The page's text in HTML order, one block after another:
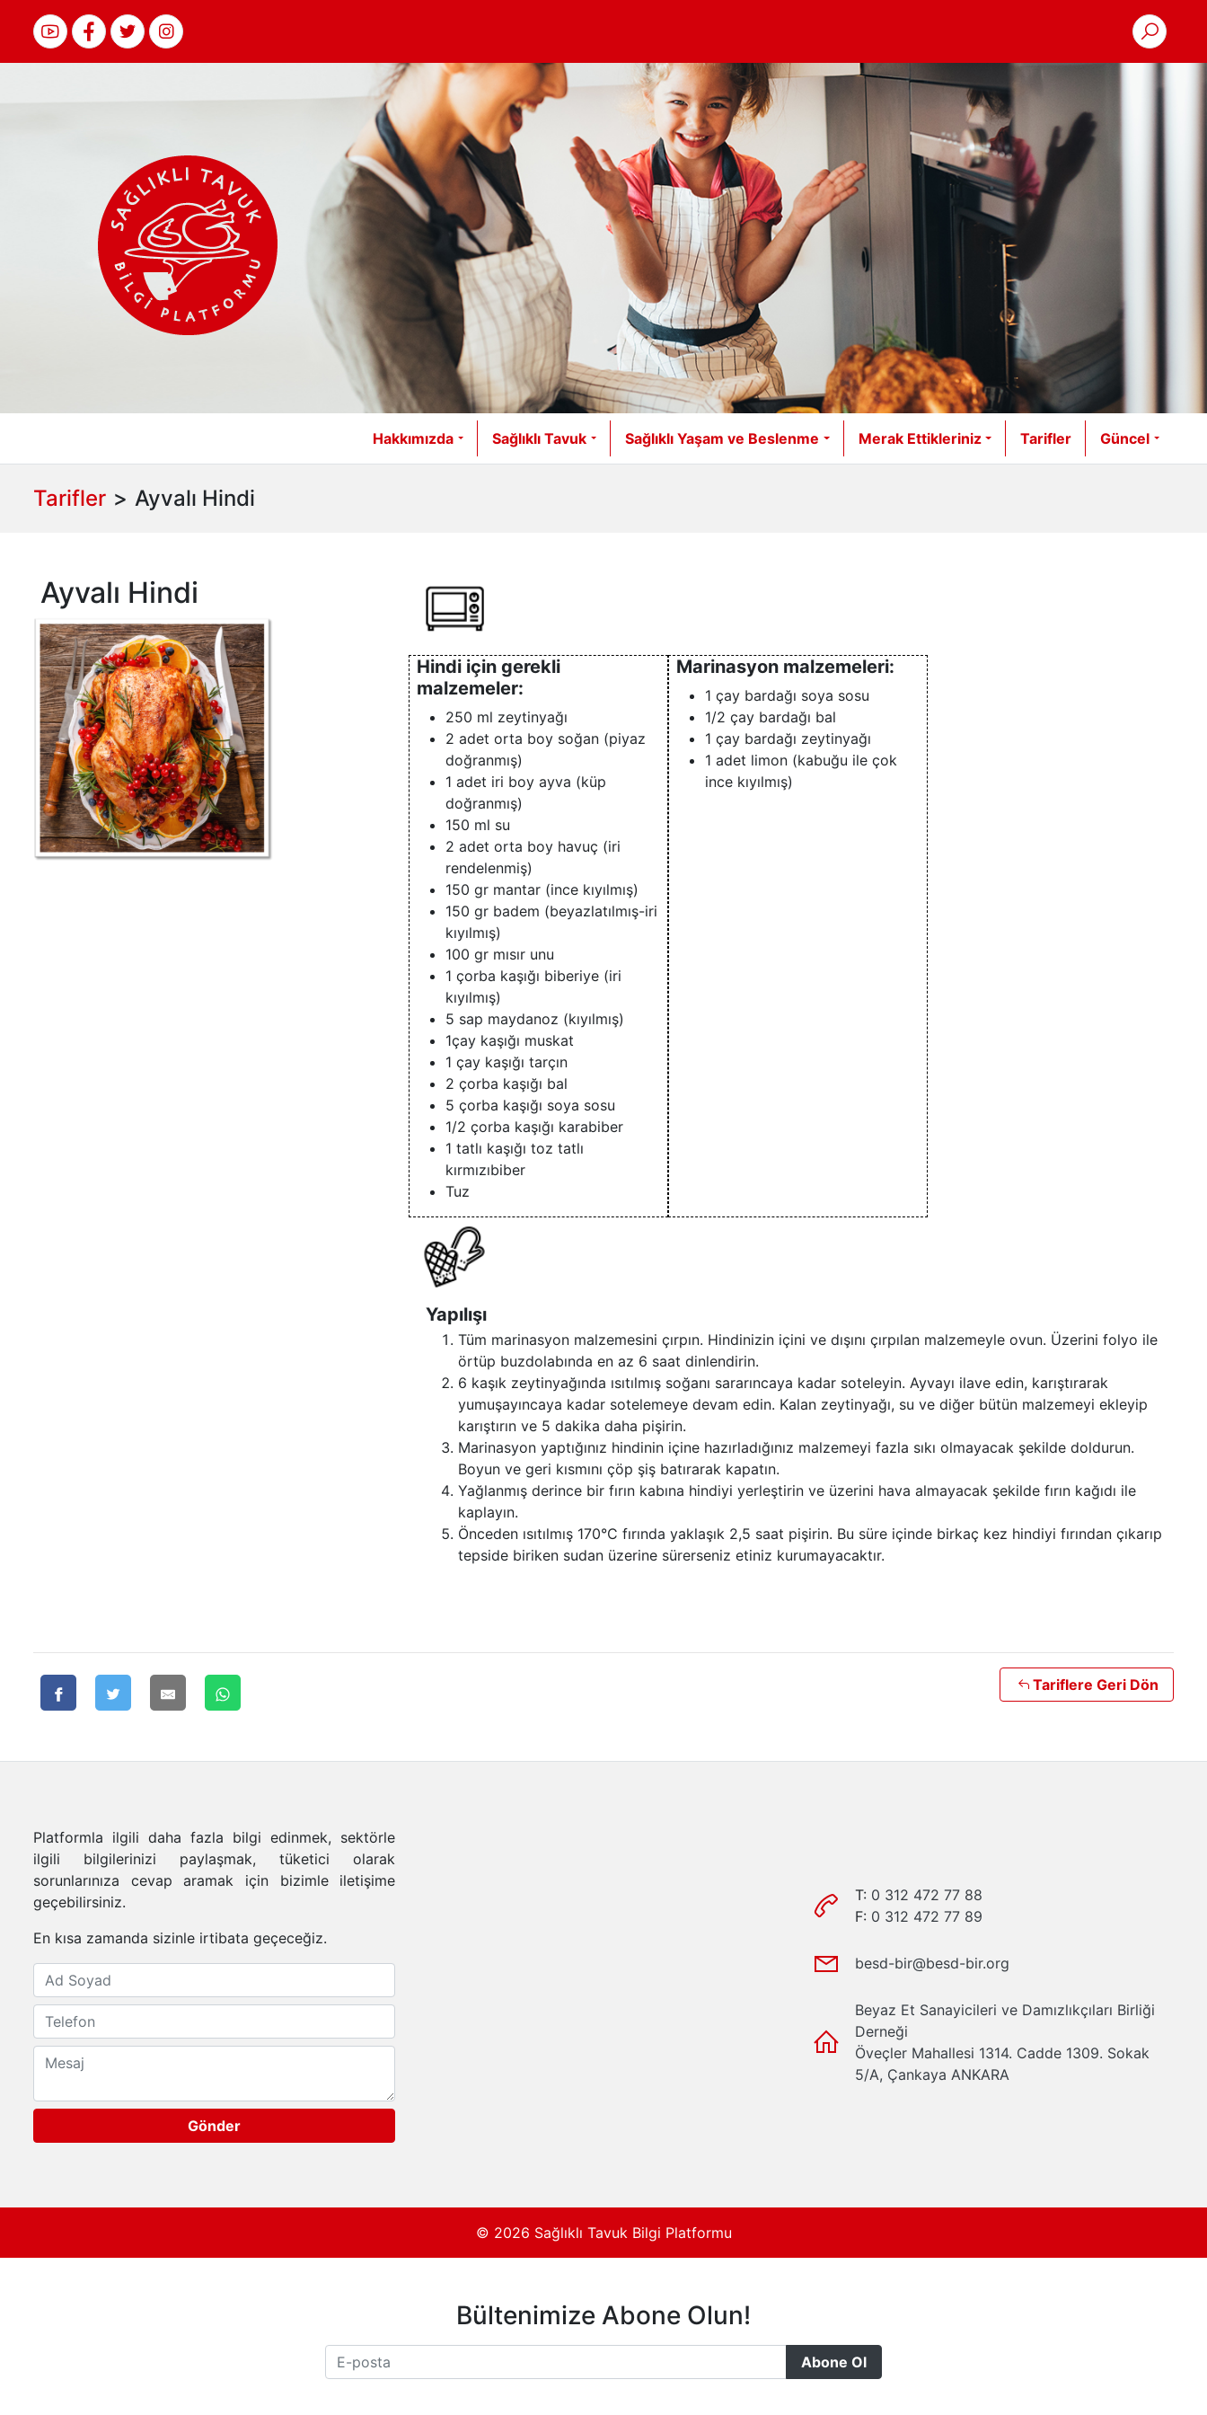
Hakkımızda Sağlıklı Tavuk Sağlıklı Yaşam ve Beslenme Merak Ettikleriniz Tarifler Güncel
Tarifler > Ayvalı Hindi
Ayvalı Hindi
Hindi için gerekli
malzemeler:
250 ml zeytinyağı
2 adet orta boy soğan (piyaz
doğranmış)
1 adet iri boy ayva (küp
doğranmış)
150 ml su
2 adet orta boy havuç (iri
rendelenmiş)
150 gr mantar (ince kıyılmış)
150 gr badem (beyazlatılmış-iri
kıyılmış)
100 gr mısır unu
1 çorba kaşığı biberiye (iri
kıyılmış)
5 sap maydanoz (kıyılmış)
1çay kaşığı muskat
1 çay kaşığı tarçın
2 çorba kaşığı bal
5 çorba kaşığı soya sosu
1/2 çorba kaşığı karabiber
1 tatlı kaşığı toz tatlı
kırmızıbiber
Tuz
Marinasyon malzemeleri:
1 çay bardağı soya sosu
1/2 çay bardağı bal
1 çay bardağı zeytinyağı
1 adet limon (kabuğu ile çok
ince kıyılmış)
Yapılışı
Tüm marinasyon malzemesini çırpın. Hindinizin içini ve dışını çırpılan malzemeyle ovun. Üzerini folyo ile
örtüp buzdolabında en az 6 saat dinlendirin.
6 kaşık zeytinyağında ısıtılmış soğanı sararıncaya kadar soteleyin. Ayvayı ilave edin, karıştırarak
yumuşayıncaya kadar sotelemeye devam edin. Kalan zeytinyağı, su ve diğer bütün malzemeyi ekleyip
karıştırın ve 5 dakika daha pişirin.
Marinasyon yaptığınız hindinin içine hazırladığınız malzemeyi fazla sıkı olmayacak şekilde doldurun.
Boyun ve geri kısmını çöp şiş batırarak kapatın.
Yağlanmış derince bir fırın kabına hindiyi yerleştirin ve üzerini hava almayacak şekilde fırın kağıdı ile
kaplayın.
Önceden ısıtılmış 170°C fırında yaklaşık 2,5 saat pişirin. Bu süre içinde birkaç kez hindiyi fırından çıkarıp
tepside biriken sudan üzerine sürerseniz etiniz kurumayacaktır.
Tariflere Geri Dön
Platformla ilgili daha fazla bilgi edinmek, sektörle
ilgili bilgilerinizi paylaşmak, tüketici olarak
sorunlarınıza cevap aramak için bizimle iletişime
geçebilirsiniz.
En kısa zamanda sizinle irtibata geçeceğiz.
Gönder
T: 0 312 472 77 88
F: 0 312 472 77 89
besd-bir@besd-bir.org
Beyaz Et Sanayicileri ve Damızlıkçıları Birliği
Derneği
Öveçler Mahallesi 1314. Cadde 1309. Sokak
5/A, Çankaya ANKARA
© 2026 Sağlıklı Tavuk Bilgi Platformu
Bültenimize Abone Olun!
Abone Ol